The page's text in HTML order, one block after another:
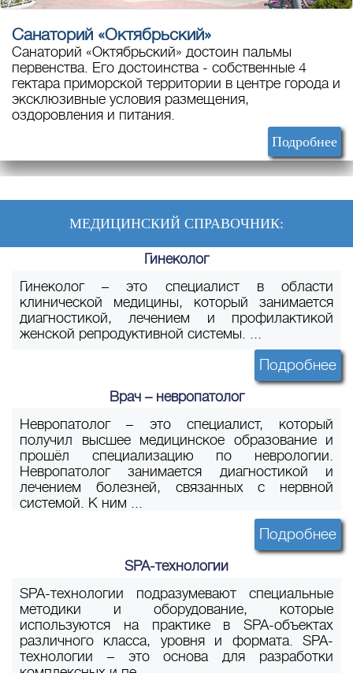
Санаторий «Октябрьский»
Санаторий «Октябрьский» достоин пальмы
первенства. Его достоинства - собственные 4
гектара приморской территории в центре города и
эксклюзивные условия размещения,
оздоровления и питания.
Подробнее
МЕДИЦИНСКИЙ СПРАВОЧНИК:
Гинеколог
Гинеколог – это специалист в области
клинической медицины, который занимается
диагностикой, лечением и профилактикой
женской репродуктивной системы. ...
Подробнее
Врач – невропатолог
Невропатолог – это специалист, который
получил высшее медицинское образование и
прошёл специализацию по неврологии.
Невропатолог занимается диагностикой и
лечением болезней, связанных с нервной
системой. К ним ...
Подробнее
SPA-технологии
SPA-технологии подразумевают специальные
методики и оборудование, которые
используются на практике в SPA-объектах
различного класса, уровня и формата. SPA-
технологии – это основа для разработки